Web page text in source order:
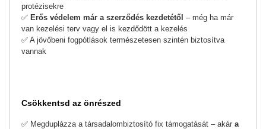
protézisekre
✅ Erős védelem már a szerződés kezdetétől – még ha már
van kezelési terv vagy el is kezdődött a kezelés
✅ A jövőbeni fogpótlások természetesen szintén biztosítva
vannak
Csökkentsd az önrészed
✅ Megduplázza a társadalombiztosító fix támogatását – akár a